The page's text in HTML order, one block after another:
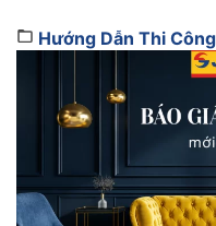
và kinh nghiệm vốn có.
nhà mà không cần đến
Hướng Dẫn Thi